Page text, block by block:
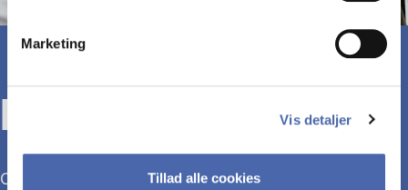
Marketing
Vis detaljer
Tillad alle cookies
KOM TIL ÅBENT HUS
Overvejer du at søge ind på en bacheloruddannelse